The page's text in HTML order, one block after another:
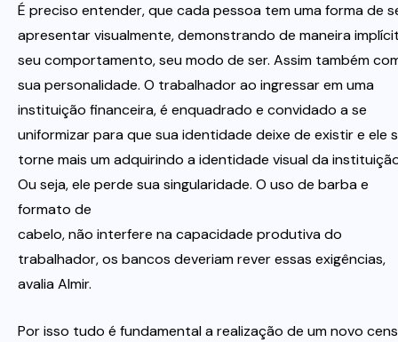
É preciso entender, que cada pessoa tem uma forma de
apresentar visualmente, demonstrando de maneira
seu comportamento, seu modo de ser. Assim também
sua personalidade. O trabalhador ao ingressar em uma
instituição financeira, é enquadrado e convidado a se
uniformizar para que sua identidade deixe de existir e ele
torne mais um adquirindo a identidade visual da
Ou seja, ele perde sua singularidade. O uso de barba e
formato de
cabelo, não interfere na capacidade produtiva do
trabalhador, os bancos deveriam rever essas exigências,
avalia Almir.
Por isso tudo é fundamental a realização de um novo